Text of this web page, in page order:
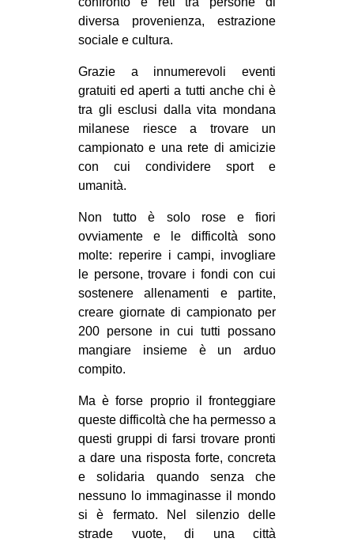
diversa provenienza, estrazione
sociale e cultura.
Grazie a innumerevoli eventi
gratuiti ed aperti a tutti anche chi è
tra gli esclusi dalla vita mondana
milanese riesce a trovare un
campionato e una rete di amicizie
con cui condividere sport e
umanità.
Non tutto è solo rose e fiori
ovviamente e le difficoltà sono
molte: reperire i campi, invogliare
le persone, trovare i fondi con cui
sostenere allenamenti e partite,
creare giornate di campionato per
200 persone in cui tutti possano
mangiare insieme è un arduo
compito.
Ma è forse proprio il fronteggiare
queste difficoltà che ha permesso a
questi gruppi di farsi trovare pronti
a dare una risposta forte, concreta
e solidaria quando senza che
nessuno lo immaginasse il mondo
si è fermato. Nel silenzio delle
strade vuote, di una città